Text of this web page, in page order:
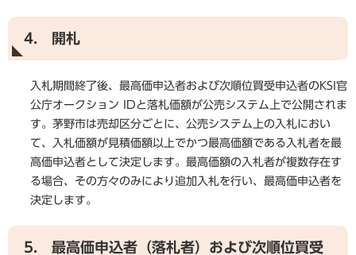
4. 開札
入札期間終了後、最高価申込者および次順位買受申込者のKSI官
公庁オークション IDと落札価額が公売システム上で公開されま
す。茅野市は売却区分ごとに、公売システム上の入札におい
て、入札価額が見積価額以上でかつ最高価額である入札者を最
高価申込者として決定します。最高価額の入札者が複数存在す
る場合、その方々のみにより追加入札を行い、最高価申込者を
決定します。
5. 最高価申込者（落札者）および次順位買受